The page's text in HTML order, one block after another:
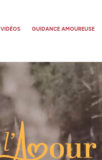
VIDÉOS GUIDANCE AMOUREUSE